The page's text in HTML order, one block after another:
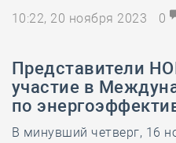
10:22, 20 ноября 2023
0
Представители
участие в
по
В минувший четверг, 16